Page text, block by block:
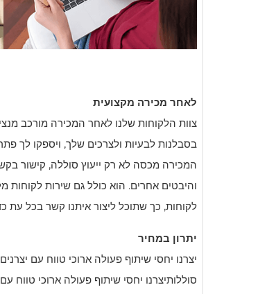
לאחר מכירה מקצועית
צוות הלקוחות שלנו לאחר המכירה מורכב
בסבלנות לבעיות ולצרכים שלך, ויספקו לך
המכירה מכסה לא רק ייעוץ סוללה, קישור
לקוחות, כך שתוכל ליצור איתנו קשר בכל עת
יתרון במחיר
יצרנו יחסי שיתוף פעולה ארוכי טווח עם
סוללותיצרנו יחסי שיתוף פעולה ארוכי טווח